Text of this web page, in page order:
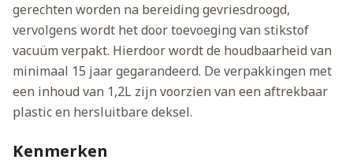
gerechten worden na bereiding gevriesdroogd,
vervolgens wordt het door toevoeging van stikstof
vacuüm verpakt. Hierdoor wordt de houdbaarheid van
minimaal 15 jaar gegarandeerd. De verpakkingen met
een inhoud van 1,2L zijn voorzien van een aftrekbaar
plastic en hersluitbare deksel.
Kenmerken